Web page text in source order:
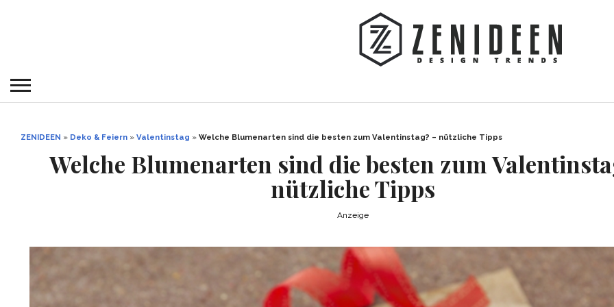
ZENIDEEN » Deko & Feiern » Valentinstag » Welche Blumenarten sind die besten zum Valentinstag? – nützliche Tipps
Welche Blumenarten sind die besten zum
nützliche Tipps
Anzeige